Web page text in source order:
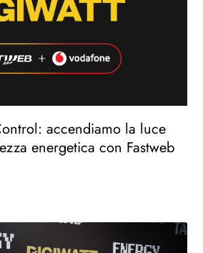
accendiamo la luce
energetica con Fastweb